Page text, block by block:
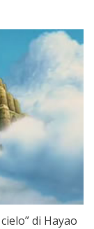
di Hayao